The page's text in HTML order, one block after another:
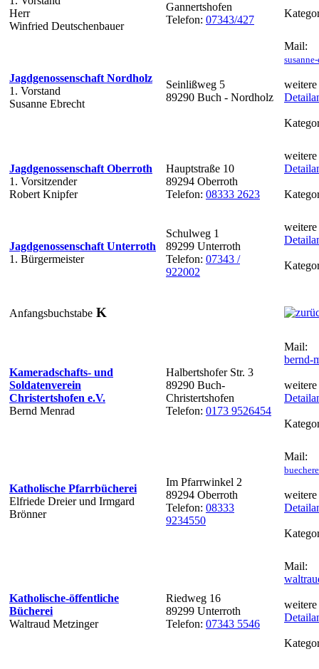
Herr
Winfried Deutschenbauer
Gannertshofen
Telefon: 07343/427
Jagdgenossenschaft Nordholz
1. Vorstand
Susanne Ebrecht
Seinlißweg 5
89290 Buch - Nordholz
Mail:
Jagdgenossenschaft Oberroth
1. Vorsitzender
Robert Knipfer
Hauptstraße 10
89294 Oberroth
Telefon: 08333 2623
Jagdgenossenschaft Unterroth
1. Bürgermeister
Schulweg 1
89299 Unterroth
Telefon: 07343 /
922002
Anfangsbuchstabe K
Kameradschafts- und
Soldatenverein
Christertshofen e.V.
Bernd Menrad
Halbertshofer Str. 3
89290 Buch-
Christertshofen
Telefon: 0173 9526454
Mail:
bernd-
Katholische Pfarrbücherei
Elfriede Dreier und Irmgard
Brönner
Im Pfarrwinkel 2
89294 Oberroth
Telefon: 08333
9234550
Mail:
Katholische-öffentliche
Bücherei
Waltraud Metzinger
Riedweg 16
89299 Unterroth
Telefon: 07343 5546
Mail: